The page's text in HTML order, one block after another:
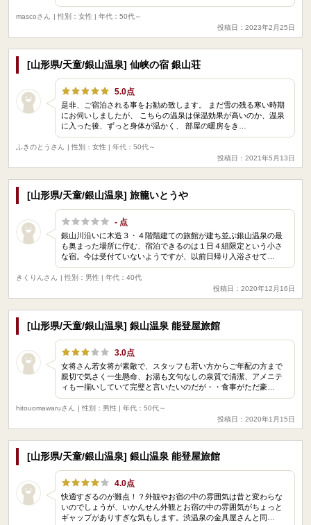
mascoさん
| 性別：女性 | 年代：50代～
投稿日：2023年2月25日
[山形県/天童/銀山温泉] 仙峡の宿 銀山荘
5.0点
是非、ご宿泊される事をお勧め致します。 まだ雪の残る寒い時期
にお伺いしましたが、 こちらの温泉は保温効果が高いのか、温泉
に入った後、ずっと身体が温かく、 部屋の暖房をき…
ふきのとうさん
| 性別：女性 | 年代：50代～
投稿日：2021年5月13日
[山形県/天童/銀山温泉] 旅籠いとうや
- 点
銀山川沿いに木造３・４階階建ての旅館が建ち並ぶ銀山温泉の最
も奥まった場所に佇む、宿泊できるのは１日４組限定という小さ
な宿。今は受付ていないようですが、以前日帰り入浴させて…
きくりんさん
| 性別：男性 | 年代：40代
投稿日：2020年12月16日
[山形県/天童/銀山温泉] 銀山温泉 能登屋旅館
3.0点
女将さん若女将が素敵で、スタッフも若い方からご年配の方まで
親切で気さく一生懸命、お湯も文句なしの泉質で清潔、アメニテ
ィも一揃いしていて完璧と言いたいのだが・・食事がただ豪…
hitouomawaruさん
| 性別：男性 | 年代：50代～
投稿日：2020年1月15日
[山形県/天童/銀山温泉] 銀山温泉 能登屋旅館
4.0点
快適すぎるのが難点！？外観やお宿の中の雰囲気は昔と変わらな
いのでしょうが、いかんせん外観とお宿の中の雰囲気がちょっと
ギャップがありすぎな気もします。渋温泉の金具屋さんと同…